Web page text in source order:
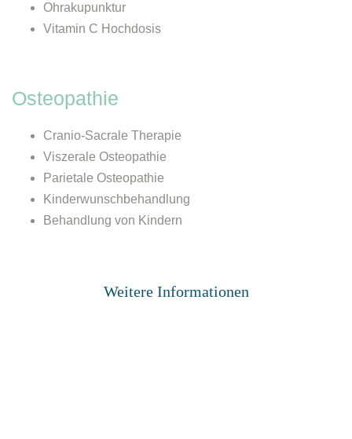
Ohrakupunktur
Vitamin C Hochdosis
Osteopathie
Cranio-Sacrale Therapie
Viszerale Osteopathie
Parietale Osteopathie
Kinderwunschbehandlung
Behandlung von Kindern
Weitere Informationen